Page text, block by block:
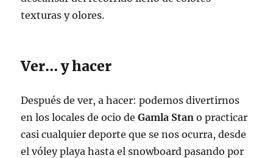
texturas y olores.
Ver… y hacer
Después de ver, a hacer: podemos divertirnos
en los locales de ocio deGamla Stan o practicar
casi cualquier deporte que se nos ocurra, desde
el vóley playa hasta el snowboard pasando por